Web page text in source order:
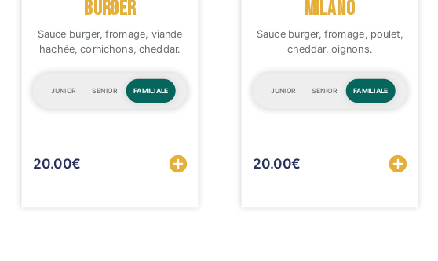
Mobile
Programme De Fidélité
Mon Compte
BURGER
Sauce burger, fromage, viande
hachée, cornichons, cheddar.
JUNIOR SENIOR FAMILIALE
20.00€ Sélectionner
MILANO
Sauce burger, fromage, poulet,
cheddar, oignons.
JUNIOR SENIOR FAMILIALE
20.00€